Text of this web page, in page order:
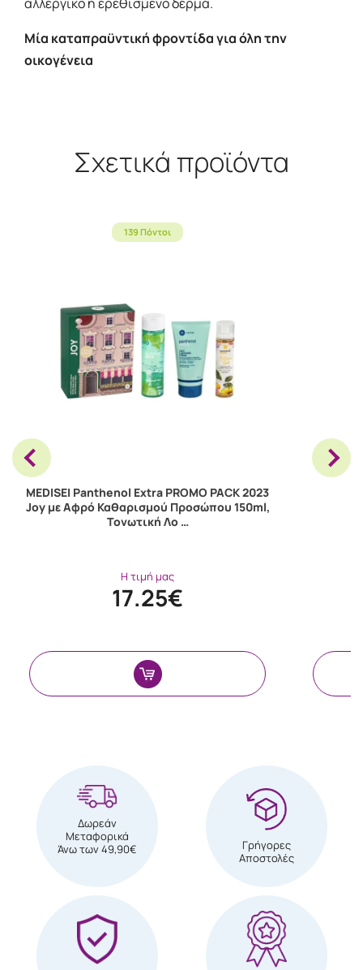
Μία καταπραϋντική φροντίδα για όλη την
οικογένεια
Σχετικά προϊόντα
139 Πόντοι
MEDISEI Panthenol Extra PROMO PACK 2023
Joy με Αφρό Καθαρισμού Προσώπου 150ml,
Τονωτική Λο …
Η τιμή μας
17.25€
Δωρεάν
Μεταφορικά
Άνω των 49,90€
Γρήγορες
Αποστολές